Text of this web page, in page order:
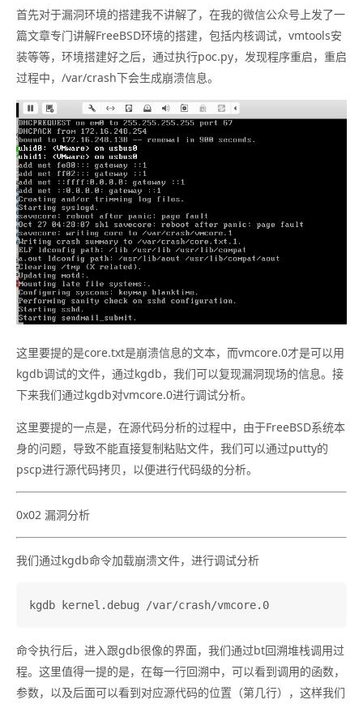
首先对于漏洞环境的搭建我不讲解了，在我的微信公众号上发了一
篇文章专门讲解FreeBSD环境的搭建，包括内核调试，vmtools安
装等等，环境搭建好之后，通过执行poc.py，发现程序重启，重启
过程中，/var/crash下会生成崩溃信息。
这里要提的是core.txt是崩溃信息的文本，而vmcore.0才是可以用
kgdb调试的文件，通过kgdb，我们可以复现漏洞现场的信息。接
下来我们通过kgdb对vmcore.0进行调试分析。
这里要提的一点是，在源代码分析的过程中，由于FreeBSD系统本
身的问题，导致不能直接复制粘贴文件，我们可以通过putty的
pscp进行源代码拷贝，以便进行代码级的分析。
0x02 漏洞分析
我们通过kgdb命令加载崩溃文件，进行调试分析
命令执行后，进入跟gdb很像的界面，我们通过bt回溯堆栈调用过
程。这里值得一提的是，在每一行回溯中，可以看到调用的函数，
参数，以及后面可以看到对应源代码的位置（第几行），这样我们